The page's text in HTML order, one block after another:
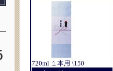
720ml １本用 \150